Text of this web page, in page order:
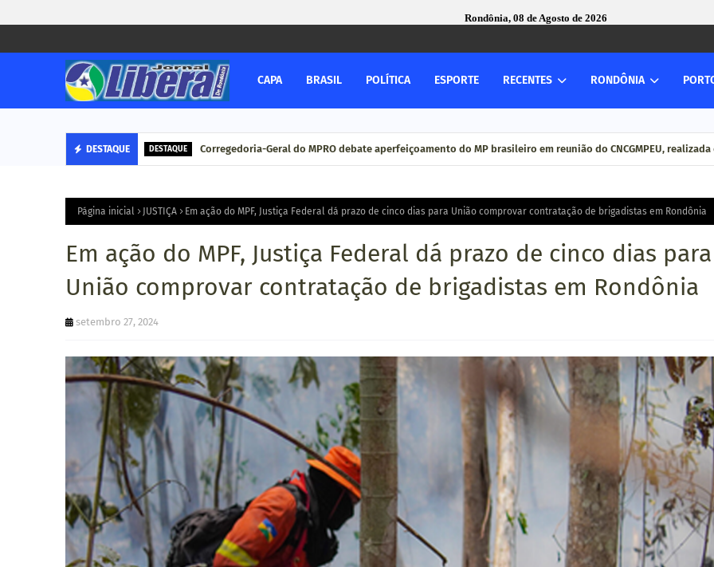
Rondônia, 08 de Agosto de 2026
CAPA BRASIL POLÍTICA ESPORTE RECENTES RONDÔNIA
DESTAQUE DESTAQUE Corregedoria-Geral do MPRO debate aperfeiçoamento do MP brasileiro em reunião do CNCGMPEU,
Página inicial JUSTIÇA Em ação do MPF, Justiça Federal dá prazo de cinco dias para União comprovar contratação de brigadistas em Rondônia
Em ação do MPF, Justiça Federal dá prazo de cinco dias para
União comprovar contratação de brigadistas em Rondônia
setembro 27, 2024